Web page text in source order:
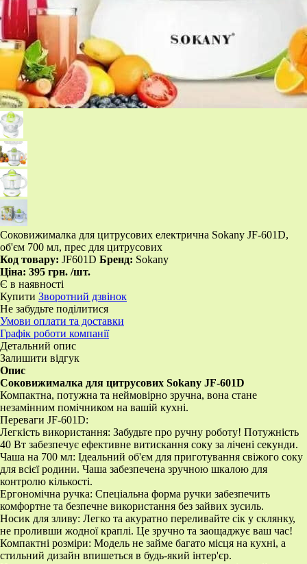
Соковижималка для цитрусових електрична Sokany JF-601D,
об'єм 700 мл, прес для цитрусових
Код товару: JF601D Бренд: Sokany
Ціна: 395 грн. /шт.
Є в наявності
Купити Зворотний дзвінок
Не забудьте поділитися
Умови оплати та доставки
Графік роботи компанії
Детальний опис
Залишити відгук
Опис
Соковижималка для цитрусових Sokany JF-601D
Компактна, потужна та неймовірно зручна, вона стане
незамінним помічником на вашій кухні.
Переваги JF-601D:
Легкість використання: Забудьте про ручну роботу! Потужність
40 Вт забезпечує ефективне витискання соку за лічені секунди.
Чаша на 700 мл: Ідеальний об'єм для приготування свіжого соку
для всієї родини. Чаша забезпечена зручною шкалою для
контролю кількості.
Ергономічна ручка: Спеціальна форма ручки забезпечить
комфортне та безпечне використання без зайвих зусиль.
Носик для зливу: Легко та акуратно переливайте сік у склянку,
не проливши жодної краплі. Це зручно та заощаджує ваш час!
Компактні розміри: Модель не займе багато місця на кухні, а
стильний дизайн впишеться в будь-який інтер'єр.